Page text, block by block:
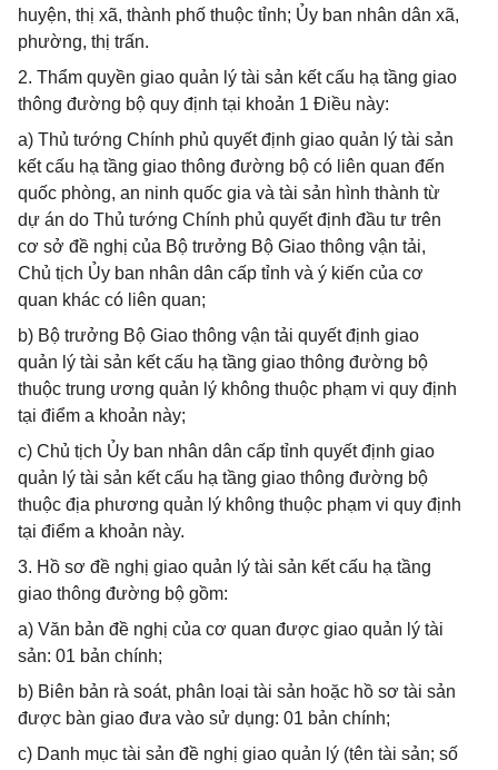
huyện, thị xã, thành phố thuộc tỉnh; Ủy ban nhân dân xã,
phường, thị trấn.
2. Thẩm quyền giao quản lý tài sản kết cấu hạ tầng giao
thông đường bộ quy định tại khoản 1 Điều này:
a) Thủ tướng Chính phủ quyết định giao quản lý tài sản
kết cấu hạ tầng giao thông đường bộ có liên quan đến
quốc phòng, an ninh quốc gia và tài sản hình thành từ
dự án do Thủ tướng Chính phủ quyết định đầu tư trên
cơ sở đề nghị của Bộ trưởng Bộ Giao thông vận tải,
Chủ tịch Ủy ban nhân dân cấp tỉnh và ý kiến của cơ
quan khác có liên quan;
b) Bộ trưởng Bộ Giao thông vận tải quyết định giao
quản lý tài sản kết cấu hạ tầng giao thông đường bộ
thuộc trung ương quản lý không thuộc phạm vi quy định
tại điểm a khoản này;
c) Chủ tịch Ủy ban nhân dân cấp tỉnh quyết định giao
quản lý tài sản kết cấu hạ tầng giao thông đường bộ
thuộc địa phương quản lý không thuộc phạm vi quy định
tại điểm a khoản này.
3. Hồ sơ đề nghị giao quản lý tài sản kết cấu hạ tầng
giao thông đường bộ gồm:
a) Văn bản đề nghị của cơ quan được giao quản lý tài
sản: 01 bản chính;
b) Biên bản rà soát, phân loại tài sản hoặc hồ sơ tài sản
được bàn giao đưa vào sử dụng: 01 bản chính;
c) Danh mục tài sản đề nghị giao quản lý (tên tài sản; số